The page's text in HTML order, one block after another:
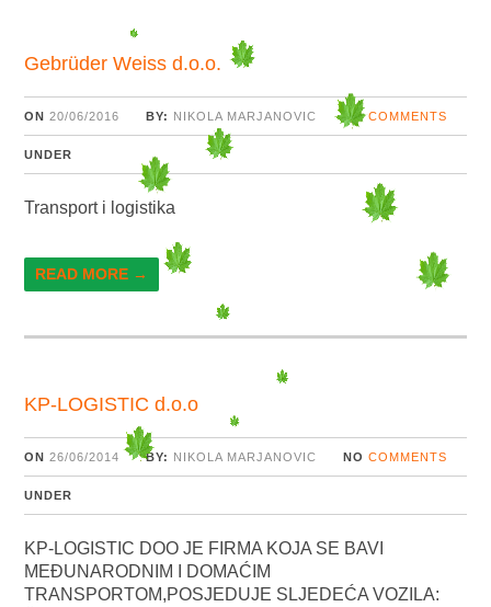
Gebrüder Weiss d.o.o.
ON 20/06/2016 BY: NIKOLA MARJANOVIC NOCOMMENTS
UNDER
Transport i logistika
READ MORE →
KP-LOGISTIC d.o.o
ON 26/06/2014 BY: NIKOLA MARJANOVIC NO COMMENTS
UNDER
KP-LOGISTIC DOO JE FIRMA KOJA SE BAVI
MEĐUNARODNIM I DOMAĆIM
TRANSPORTOM,POSJEDUJE SLJEDEĆA VOZILA: